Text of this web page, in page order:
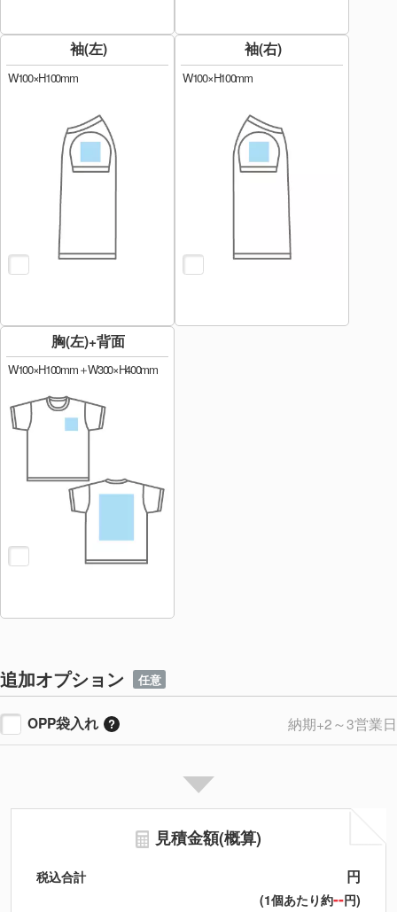
袖(左)
W100×H100mm
袖(右)
W100×H100mm
胸(左)+背面
W100×H100mm＋W300×H400mm
追加オプション 任意
OPP袋入れ 納期+2～3営業日
見積金額(概算)
税込合計 円
(1個あたり約--円)